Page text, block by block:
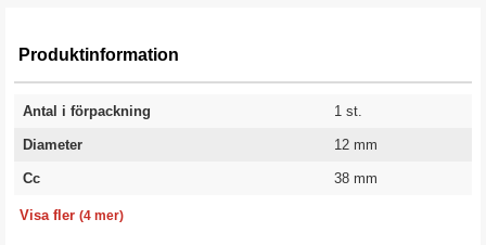
Produktinformation
Antal i förpackning 1 st.
Diameter 12 mm
Cc
38 mm
Visa fler (4 mer)